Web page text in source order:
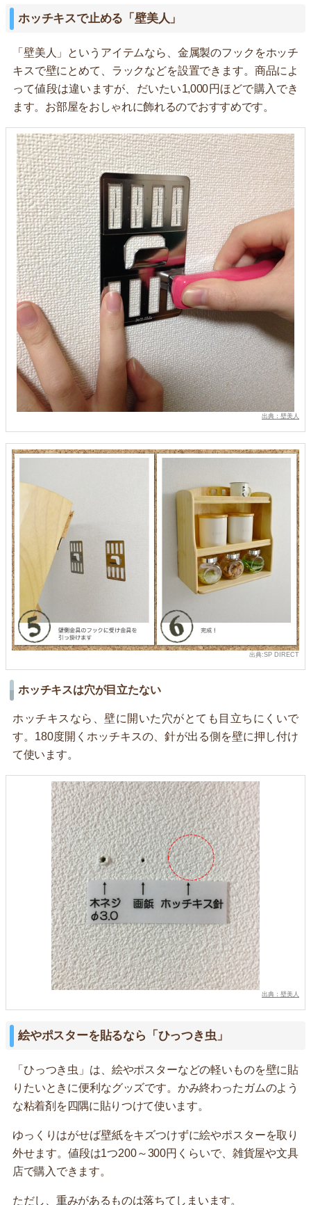
ホッチキスで止める「壁美人」
「壁美人」というアイテムなら、金属製のフックをホッチ
キスで壁にとめて、ラックなどを設置できます。商品によ
って値段は違いますが、だいたい1,000円ほどで購入でき
ます。お部屋をおしゃれに飾れるのでおすすめです。
出典：壁美人
出典:SP DIRECT
ホッチキスは穴が目立たない
ホッチキスなら、壁に開いた穴がとても目立ちにくいで
す。180度開くホッチキスの、針が出る側を壁に押し付け
て使います。
出典：壁美人
絵やポスターを貼るなら「ひっつき虫」
「ひっつき虫」は、絵やポスターなどの軽いものを壁に貼
りたいときに便利なグッズです。かみ終わったガムのよう
な粘着剤を四隅に貼りつけて使います。
ゆっくりはがせば壁紙をキズつけずに絵やポスターを取り
外せます。値段は1つ200～300円くらいで、雑貨屋や文具
店で購入できます。
ただし、重みがあるものは落ちてしまいます。